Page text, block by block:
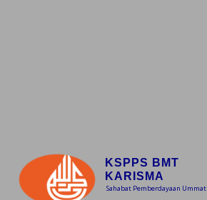
KSPPS BMT
KARISMA
Sahabat Pemberdayaan Ummat